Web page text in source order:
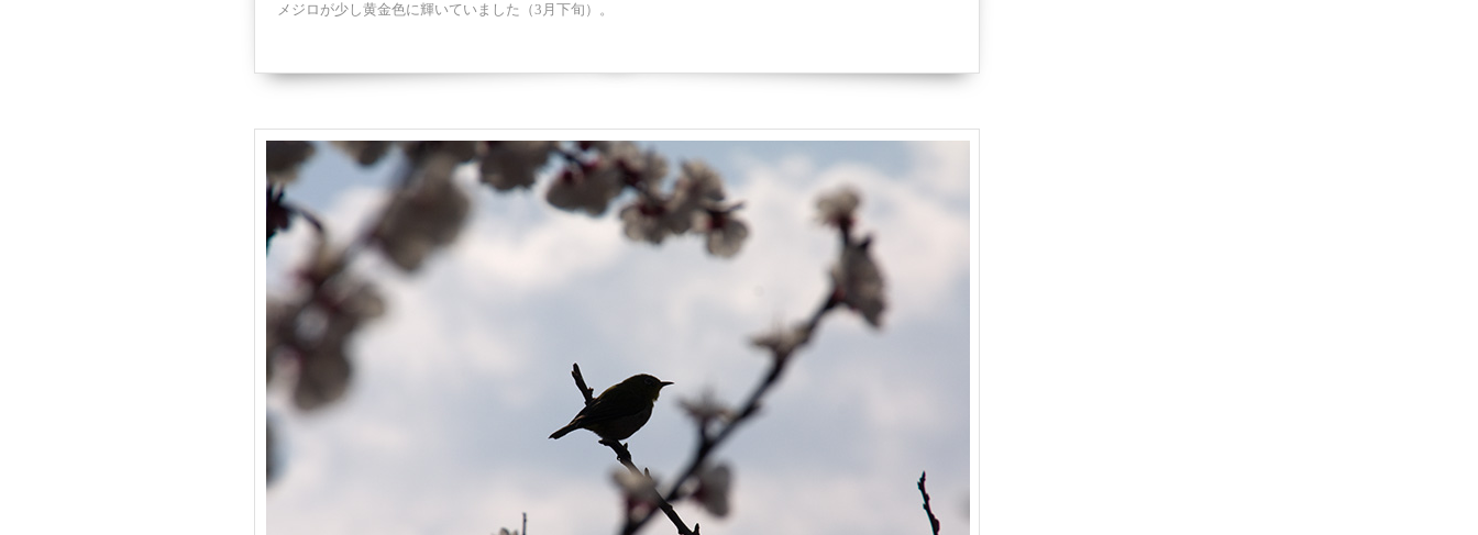
メジロが少し黄金色に輝いていました（3月下旬）。